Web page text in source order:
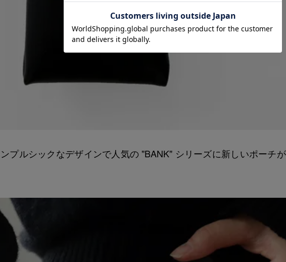
プルシックなデザインで人気の "BANK" シリーズに新しいポーチ